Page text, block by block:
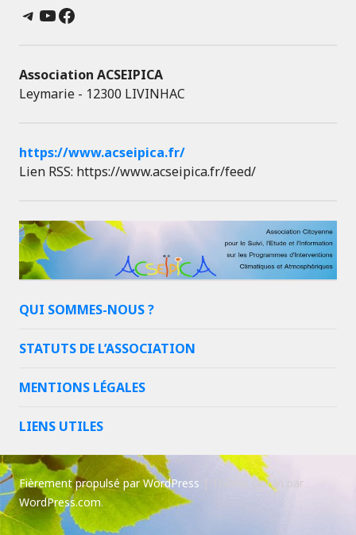
Telegram
YouTube
Facebook
Association ACSEIPICA
Leymarie - 12300 LIVINHAC
https://www.acseipica.fr/
Lien RSS: https://www.acseipica.fr/feed/
QUI SOMMES-NOUS ?
STATUTS DE L’ASSOCIATION
MENTIONS LÉGALES
LIENS UTILES
Fièrement propulsé par WordPress
Thème Goran par
WordPress.com.